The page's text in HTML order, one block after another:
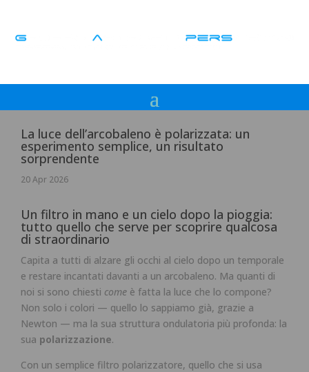
La luce dell’arcobaleno è polarizzata: un
esperimento semplice, un risultato
sorprendente
20 Apr 2026
Un filtro in mano e un cielo dopo la pioggia:
tutto quello che serve per scoprire qualcosa
di straordinario
Capita a tutti di alzare gli occhi al cielo dopo un temporale
e restare incantati davanti a un arcobaleno. Ma quanti di
noi si sono chiesti come è fatta la luce che lo compone?
Non solo i colori — quello lo sappiamo già, grazie a
Newton — ma la sua struttura ondulatoria più profonda: la
sua polarizzazione.
Con un semplice filtro polarizzatore, quello che si usa